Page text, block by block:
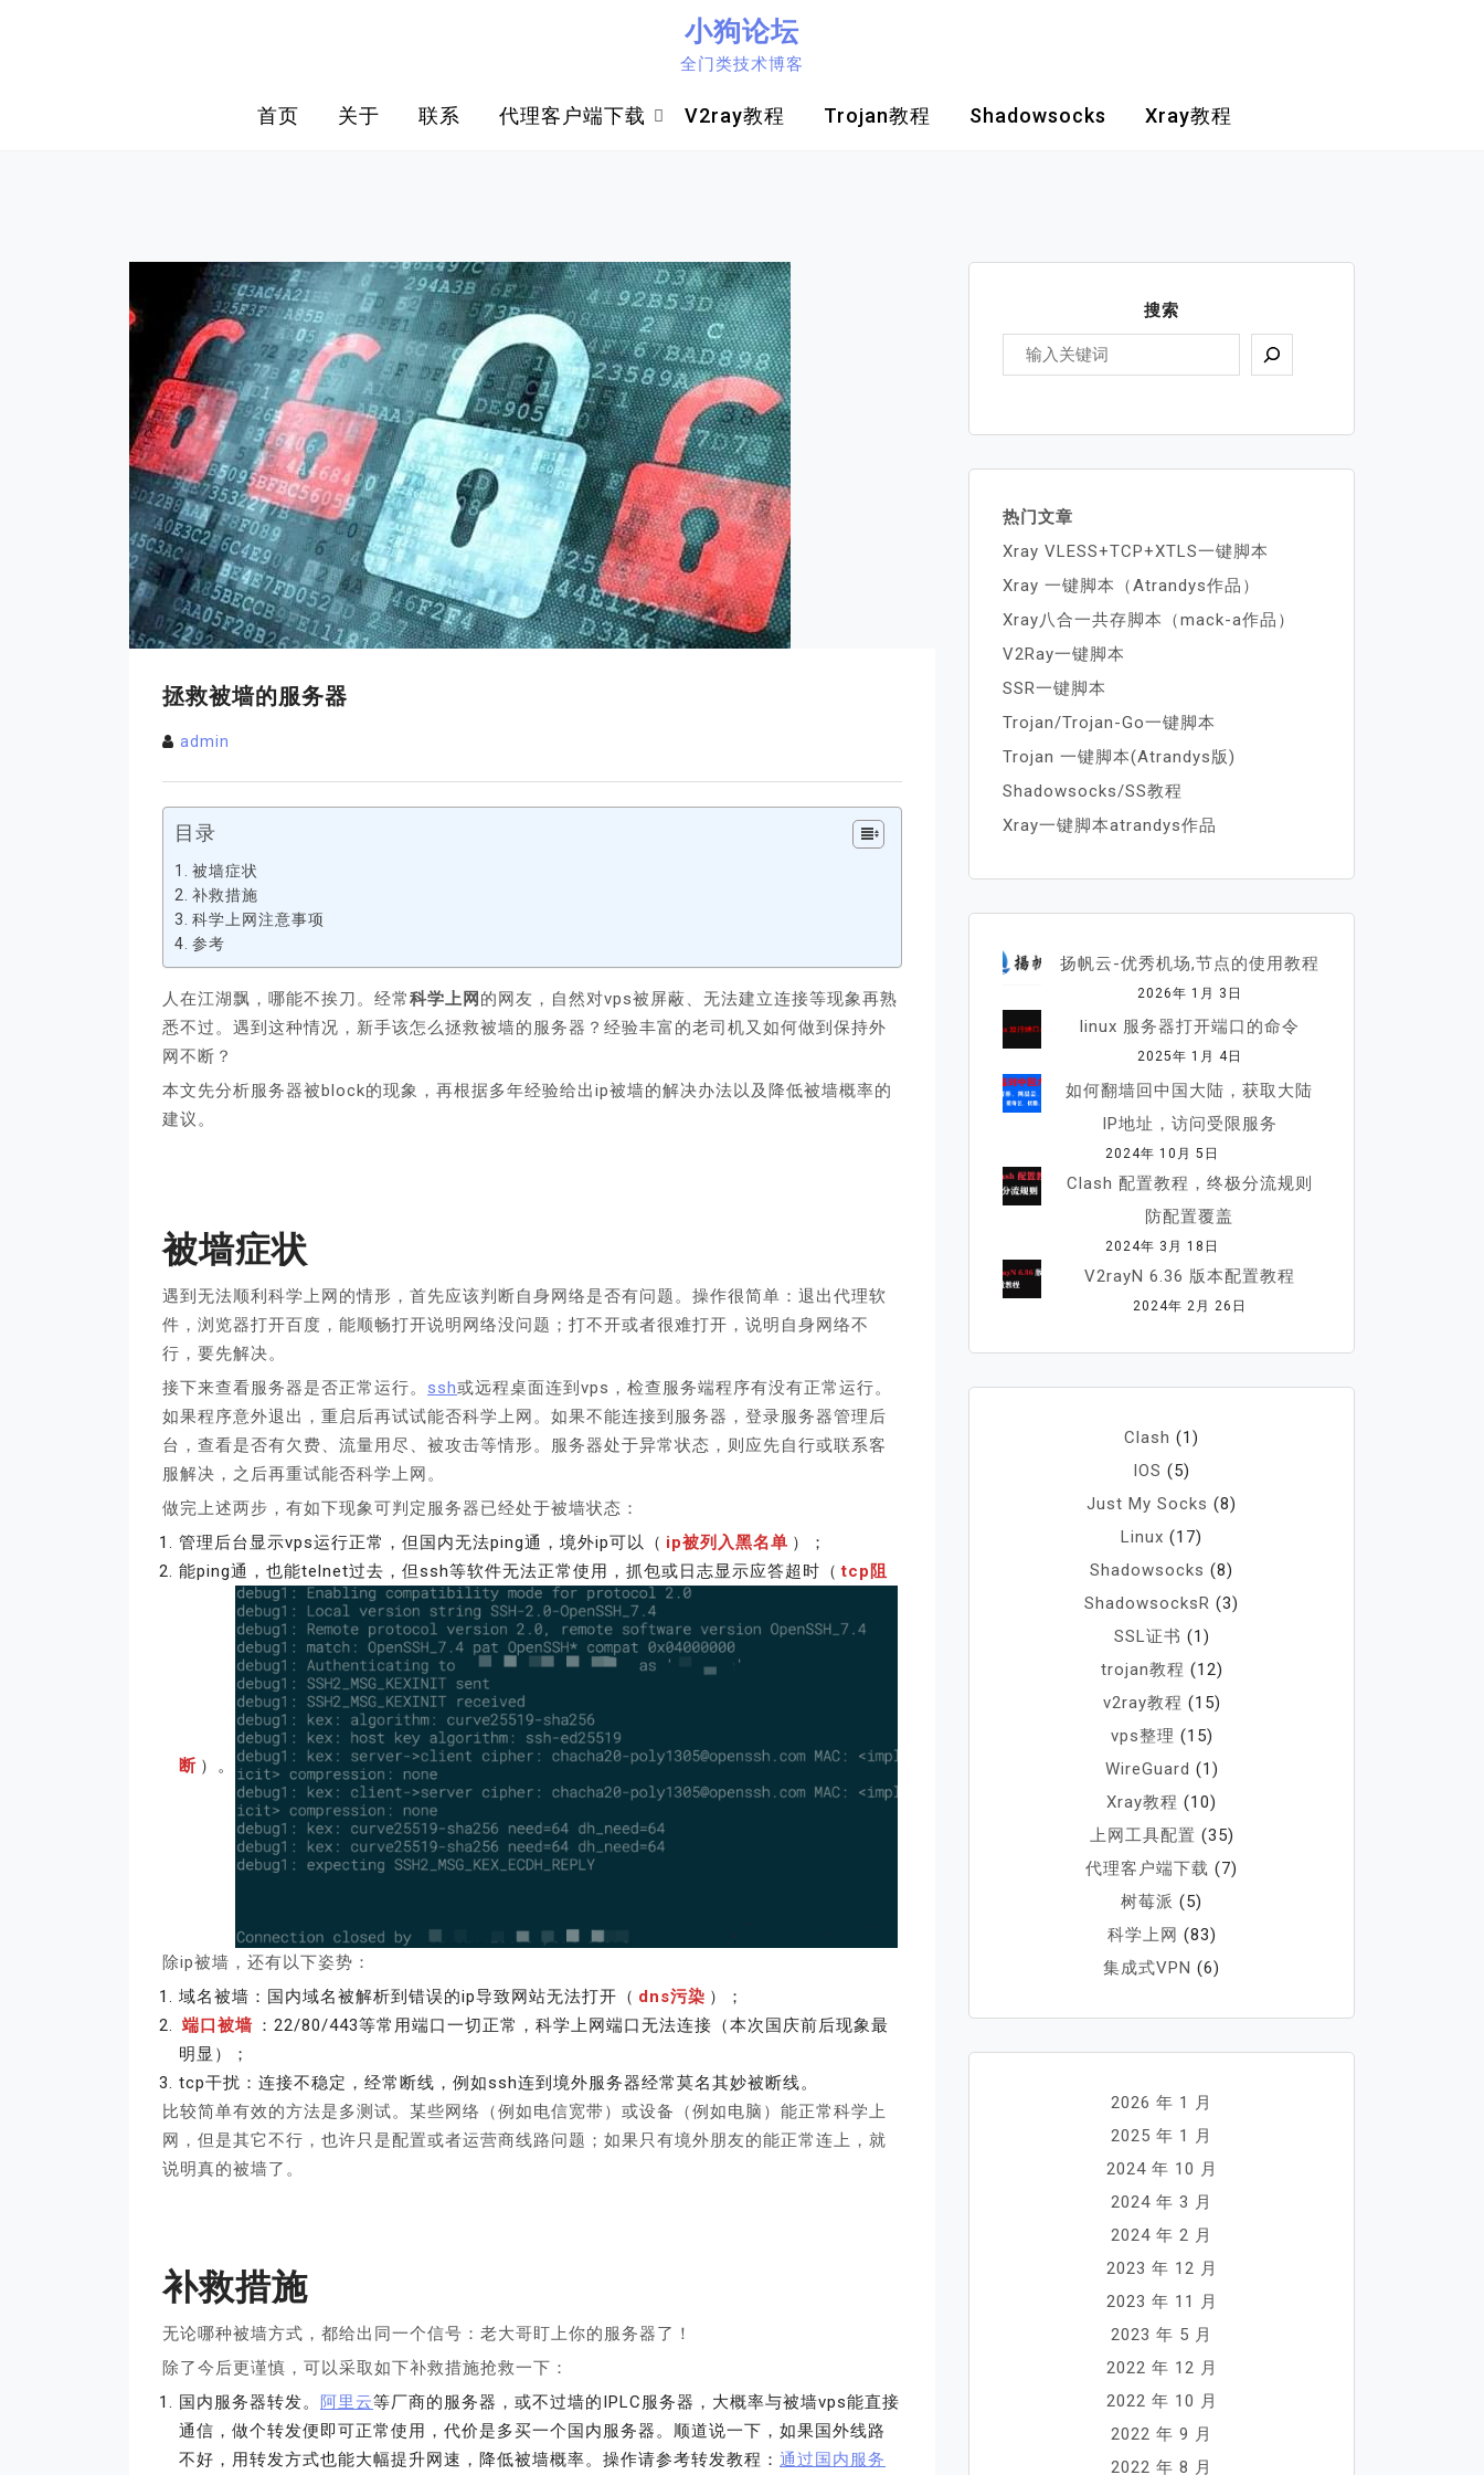
小狗论坛
全门类技术博客
首页 关于 联系 代理客户端下载 V2ray教程 Trojan教程 Shadowsocks Xray教程
拯救被墙的服务器
admin
目录
被墙症状
补救措施
科学上网注意事项
参考
人在江湖飘，哪能不挨刀。经常科学上网 的网友，自然对vps被屏蔽、无法建立连接等现象再熟
悉不过。遇到这种情况，新手该怎么拯救被墙的服务器？经验丰富的老司机又如何做到保持外
网不断？
本文先分析服务器被block的现象，再根据多年经验给出ip被墙的解决办法以及降低被墙概率的
建议。
被墙症状
遇到无法顺利科学上网的情形，首先应该判断自身网络是否有问题。操作很简单：退出代理软
件，浏览器打开百度，能顺畅打开说明网络没问题；打不开或者很难打开，说明自身网络不
行，要先解决。
接下来查看服务器是否正常运行。 ssh或远程桌面连到vps，检查服务端程序有没有正常运行。
如果程序意外退出，重启后再试试能否科学上网。如果不能连接到服务器，登录服务器管理后
台，查看是否有欠费、流量用尽、被攻击等情形。服务器处于异常状态，则应先自行或联系客
服解决，之后再重试能否科学上网。
做完上述两步，有如下现象可判定服务器已经处于被墙状态：
管理后台显示vps运行正常，但国内无法ping通，境外ip可以（ ip被列入黑名单 ）；
能ping通，也能telnet过去，但ssh等软件无法正常使用，抓包或日志显示应答超时（ tcp阻
断 ）。
除ip被墙，还有以下姿势：
域名被墙：国内域名被解析到错误的ip导致网站无法打开（ dns污染 ）；
端口被墙 ：22/80/443等常用端口一切正常，科学上网端口无法连接（本次国庆前后现象最
明显）；
tcp干扰：连接不稳定，经常断线，例如ssh连到境外服务器经常莫名其妙被断线。
比较简单有效的方法是多测试。某些网络（例如电信宽带）或设备（例如电脑）能正常科学上
网，但是其它不行，也许只是配置或者运营商线路问题；如果只有境外朋友的能正常连上，就
说明真的被墙了。
补救措施
无论哪种被墙方式，都给出同一个信号：老大哥盯上你的服务器了！
除了今后更谨慎，可以采取如下补救措施抢救一下：
国内服务器转发。 阿里云等厂商的服务器，或不过墙的IPLC服务器，大概率与被墙vps能直接
通信，做个转发便即可正常使用，代价是多买一个国内服务器。顺道说一下，如果国外线路
不好，用转发方式也能大幅提升网速，降低被墙概率。操作请参考转发教程： 通过国内服务
搜索
热门文章
Xray VLESS+TCP+XTLS一键脚本
Xray 一键脚本（Atrandys作品）
Xray八合一共存脚本（mack-a作品）
V2Ray一键脚本
SSR一键脚本
Trojan/Trojan-Go一键脚本
Trojan 一键脚本(Atrandys版)
Shadowsocks/SS教程
Xray一键脚本atrandys作品
扬帆云-优秀机场,节点的使用教程
2026年 1月 3日
linux 服务器打开端口的命令
2025年 1月 4日
如何翻墙回中国大陆，获取大陆
IP地址，访问受限服务
2024年 10月 5日
Clash 配置教程，终极分流规则
防配置覆盖
2024年 3月 18日
V2rayN 6.36 版本配置教程
2024年 2月 26日
Clash (1)
IOS (5)
Just My Socks (8)
Linux (17)
Shadowsocks (8)
ShadowsocksR (3)
SSL证书 (1)
trojan教程 (12)
v2ray教程 (15)
vps整理 (15)
WireGuard (1)
Xray教程 (10)
上网工具配置 (35)
代理客户端下载 (7)
树莓派 (5)
科学上网 (83)
集成式VPN (6)
2026 年 1 月
2025 年 1 月
2024 年 10 月
2024 年 3 月
2024 年 2 月
2023 年 12 月
2023 年 11 月
2023 年 5 月
2022 年 12 月
2022 年 10 月
2022 年 9 月
2022 年 8 月